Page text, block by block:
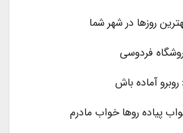
روزها در شهر شما
فردوسی
آماده باش
پیاده روها خواب مادرم